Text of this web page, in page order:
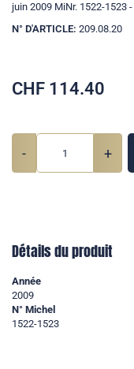
juin 2009 MiNr. 1522-1523
N° D'ARTICLE: 209.08.20
CHF 114.40
- +
Détails du produit
Année
2009
N° Michel
1522-1523